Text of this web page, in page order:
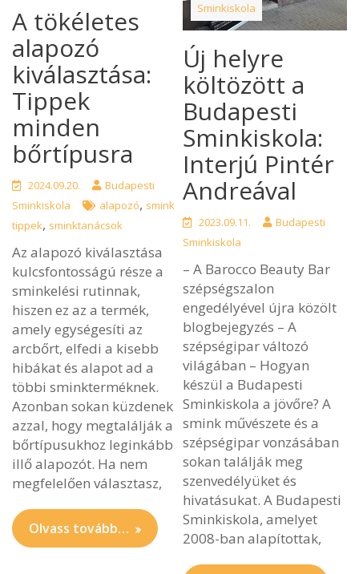
A tökéletes
alapozó
kiválasztása:
Tippek
minden
bőrtípusra
2024.09.20.
Budapesti
Sminkiskola
alapozó, smink
tippek, sminktanácsok
Az alapozó kiválasztása
kulcsfontosságú része a
sminkelési rutinnak,
hiszen ez az a termék,
amely egységesíti az
arcbőrt, elfedi a kisebb
hibákat és alapot ad a
többi sminkterméknek.
Azonban sokan küzdenek
azzal, hogy megtalálják a
bőrtípusukhoz leginkább
illő alapozót. Ha nem
megfelelően választasz,
Olvass tovább…
Sminkiskola
Új helyre
költözött a
Budapesti
Sminkiskola:
Interjú Pintér
Andreával
2023.09.11.
Budapesti
Sminkiskola
– A Barocco Beauty Bar
szépségszalon
engedélyével újra közölt
blogbejegyzés – A
szépségipar változó
világában – Hogyan
készül a Budapesti
Sminkiskola a jövőre? A
smink művészete és a
szépségipar vonzásában
sokan találják meg
szenvedélyüket és
hivatásukat. A Budapesti
Sminkiskola, amelyet
2008-ban alapítottak,